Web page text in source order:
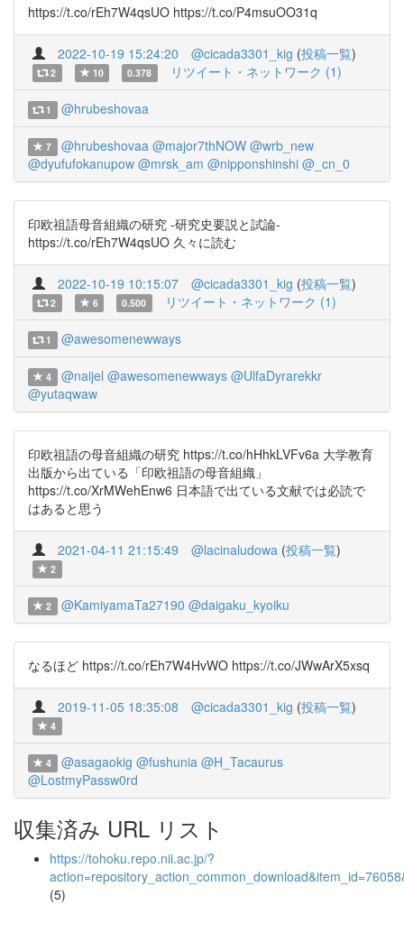
https://t.co/rEh7W4qsUO https://t.co/P4msuOO31q
2022-10-19 15:24:20 @cicada3301_kig (投稿一覧)
2 10 0.378 リツイート・ネットワーク (1)
1 @hrubeshovaa
7 @hrubeshovaa @major7thNOW @wrb_new
@dyufufokanupow @mrsk_am @nipponshinshi @_cn_0
印欧祖語母音組織の研究 -研究史要説と試論-
https://t.co/rEh7W4qsUO 久々に読む
2022-10-19 10:15:07 @cicada3301_kig (投稿一覧)
2 6 0.500 リツイート・ネットワーク (1)
1 @awesomenewways
4 @naijel @awesomenewways @UlfaDyrarekkr
@yutaqwaw
印欧祖語の母音組織の研究 https://t.co/hHhkLVFv6a 大学教育
出版から出ている「印欧祖語の母音組織」
https://t.co/XrMWehEnw6 日本語で出ている文献では必読で
はあると思う
2021-04-11 21:15:49 @lacinaludowa (投稿一覧)
2
2 @KamiyamaTa27190 @daigaku_kyoiku
なるほど https://t.co/rEh7W4HvWO https://t.co/JWwArX5xsq
2019-11-05 18:35:08 @cicada3301_kig (投稿一覧)
4
4 @asagaokig @fushunia @H_Tacaurus
@LostmyPassw0rd
収集済み URL リスト
https://tohoku.repo.nii.ac.jp/?
(5)